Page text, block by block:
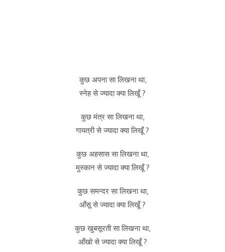
कुछ अपना सा लिखना था,
स्नेह से ज्यादा क्या लिखूँ ?
कुछ मंत्र सा लिखना था,
गायत्री से ज्यादा क्या लिखूँ ?
कुछ अहसास सा लिखना था,
मुस्कान से ज्यादा क्या लिखूँ ?
कुछ समन्दर सा लिखना था,
आँसू से ज्यादा क्या लिखूँ ?
कुछ खुबसूरती सा लिखना था,
आँखो से ज्यादा क्या लिखूँ ?